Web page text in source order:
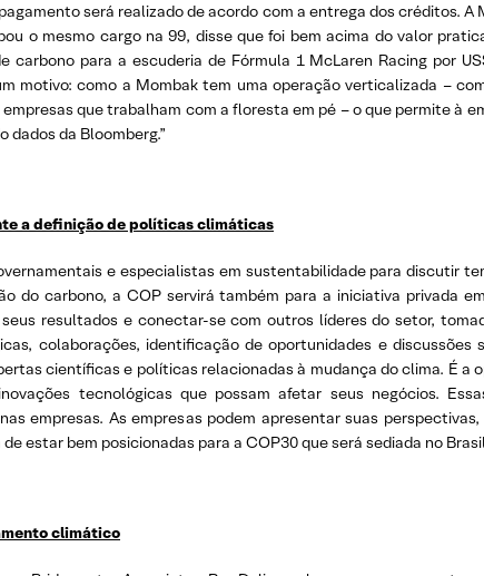
será realizado de acordo com a entrega dos créditos.
o mesmo cargo na 99, disse que foi bem acima do valor
para a escuderia de Fórmula 1 McLaren Racing por
motivo: como a Mombak tem uma operação verticalizada –
que trabalham com a floresta em pé – o que permite à
dados da Bloomberg.”
a definição de políticas climáticas
e especialistas em sustentabilidade para discutir
do carbono, a COP servirá também para a iniciativa privada
resultados e conectar-se com outros líderes do setor,
colaborações, identificação de oportunidades e
científicas e políticas relacionadas à mudança do clima. É a
tecnológicas que possam afetar seus negócios.
empresas. As empresas podem apresentar suas
estar bem posicionadas para a COP30 que será sediada no
climático